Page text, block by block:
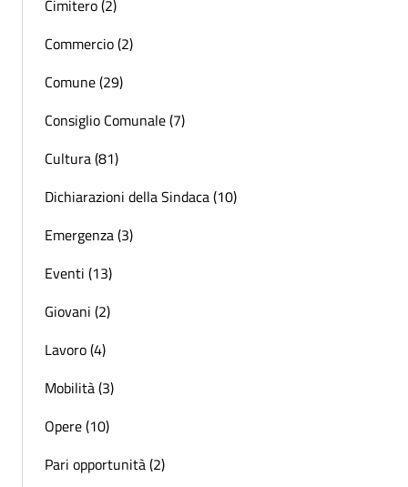
Cimitero (2)
Commercio (2)
Comune (29)
Consiglio Comunale (7)
Cultura (81)
Dichiarazioni della Sindaca (10)
Emergenza (3)
Eventi (13)
Giovani (2)
Lavoro (4)
Mobilità (3)
Opere (10)
Pari opportunità (2)